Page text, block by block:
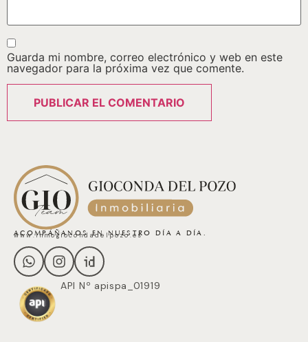
Guarda mi nombre, correo electrónico y web en este
navegador para la próxima vez que comente.
ACOMPÁÑANOS EN NUESTRO DÍA A DÍA.
www.inmogiocondadelpozo.es
API Nº apispa_01919